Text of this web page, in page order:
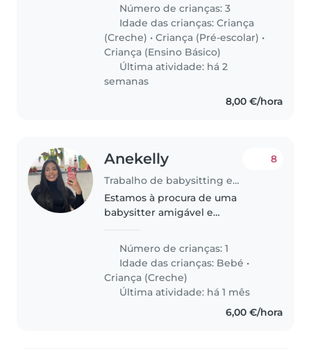
Número de crianças: 3
Idade das crianças:Criança
(Creche) •Criança (Pré-escolar) •
Criança (Ensino Básico)
Última atividade: há 2
semanas
8,00 €/hora
Anekelly
Trabalho de babysitting em Beja
8
Estamos à procura de uma
babysitter amigável e
é uma menina calma, inteligente
e brincalhona. Preferimos
alguém..
Número de crianças: 1
Idade das crianças: Bebé •
Criança (Creche)
Última atividade: há 1 mês
6,00 €/hora